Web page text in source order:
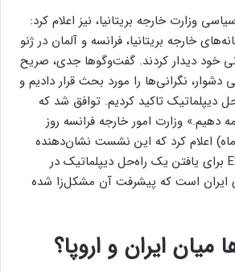
وزارت خارجه بریتانیا، نیز اعلام کرد:
خارجه بریتانیا، فرانسه و آلمان در ژنو
خود دیدار کردند. گفت‌و‌گو‌ها جدی، صریح
دشوار، نگرانی‌ها را مورد بحث قرار دادیم و
دیپلماتیک تاکید کردیم. توافق شد که
دهیم.» وزارت امور خارجه فرانسه روز
۹ژانویه (۲۰دی‌ماه) اعلام کرد که این نشست نشان‌دهنده
تلاش کشورهای گروه E۳ برای یافتن یک راه‌حل دیپلماتیک در
است که پیشرفت آن مشکل‌زا شده
میان ایران و اروپا؟